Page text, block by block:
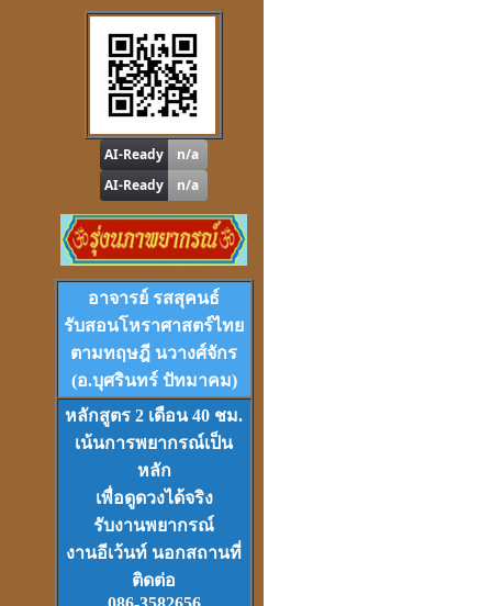
โปรแกรมดวงจีน
"รู้หนึ่ง-รู้หมด"
ดูดวง,หาฤกษ์ด้วยตนเอง
โปรแกรมTian-Tek Pro
Version 1
ราคา 1,000บาท
VCDและ DVD เรียนดวงจีน
ชุดที่1-2-3
อาจารย์ รสสุคนธ์
รับสอนโหราศาสตร์ไทย
ตามทฤษฎี นวางศ์จักร
(อ.บุศรินทร์ ปัทมาคม)
หลักสูตร 2 เดือน 40 ชม.
เน้นการพยากรณ์เป็น
หลัก
เพื่อดูดวงได้จริง
รับงานพยากรณ์
งานอีเว้นท์ นอกสถานที่
ติดต่อ